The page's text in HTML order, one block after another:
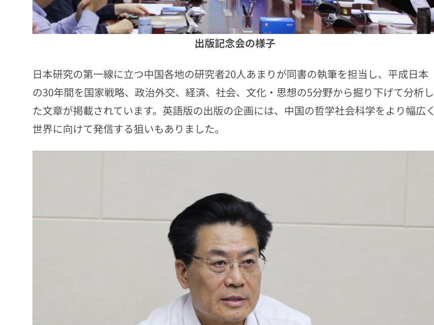
出版記念会の様子
日本研究の第一線に立つ中国各地の研究者20人あまりが同書の執筆を担当し、平成日本
の30年間を国家戦略、政治外交、経済、社会、文化・思想の5分野から掘り下げて分析し
た文章が掲載されています。英語版の出版の企画には、中国の哲学社会科学をより幅広く
世界に向けて発信する狙いもありました。